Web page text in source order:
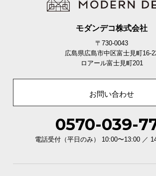
柔軟性の高い平行配列を
横揺れを抑える独立構造
コイルが独立した状態で敷き詰められ
モダンデコ株式会社
〒730-0043
広島県広島市中区富士見町16-
ロアール富士見町201
お問い合わせ
0570-039-
電話受付（平日のみ） 10:00〜13:00 ／